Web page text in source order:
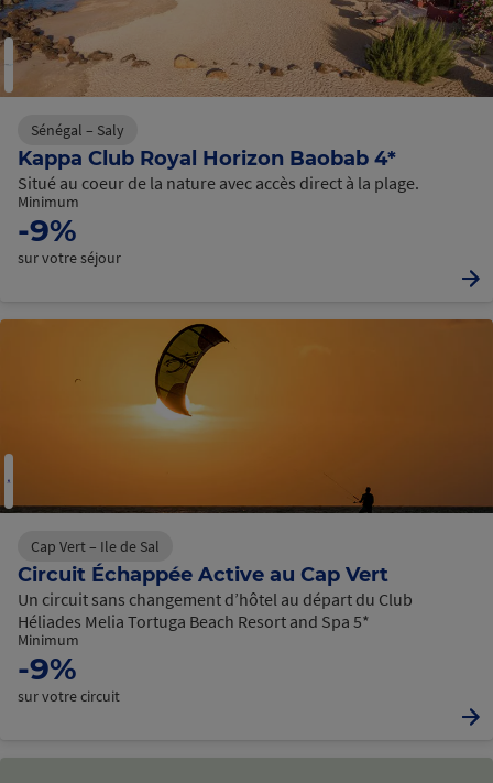
Sénégal – Saly
Kappa Club Royal Horizon Baobab 4*
Situé au coeur de la nature avec accès direct à la plage.
Minimum
-9%
sur votre séjour
Cap Vert – Ile de Sal
Circuit Échappée Active au Cap Vert
Un circuit sans changement d’hôtel au départ du Club
Héliades Melia Tortuga Beach Resort and Spa 5*
Minimum
-9%
sur votre circuit